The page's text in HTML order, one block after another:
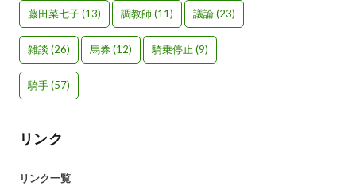
藤田菜七子(13) 調教師(11) 議論(23)
雑談 (26) 馬券(12) 騎乗停止 (9)
騎手(57)
リンク
リンク一覧